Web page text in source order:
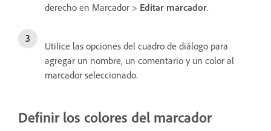
derecho en Marcador > Editar marcador.
Utilice las opciones del cuadro de diálogo para
agregar un nombre, un comentario y un color al
marcador seleccionado.
Definir los colores del marcador